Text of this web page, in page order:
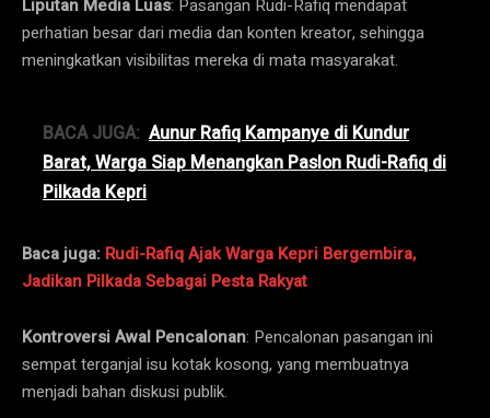
Liputan Media Luas: Pasangan Rudi-Rafiq mendapat
perhatian besar dari media dan konten kreator, sehingga
meningkatkan visibilitas mereka di mata masyarakat.
BACA JUGA: Aunur Rafiq Kampanye di Kundur
Barat, Warga Siap Menangkan Paslon Rudi-Rafiq di
Pilkada Kepri
Baca juga: Rudi-Rafiq Ajak Warga Kepri Bergembira,
Jadikan Pilkada Sebagai Pesta Rakyat
Kontroversi Awal Pencalonan: Pencalonan pasangan ini
sempat terganjal isu kotak kosong, yang membuatnya
menjadi bahan diskusi publik.